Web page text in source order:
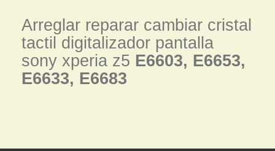
Arreglar reparar cambiar cristal
tactil digitalizador pantalla
sony xperia z5 E6603, E6653,
E6633, E6683